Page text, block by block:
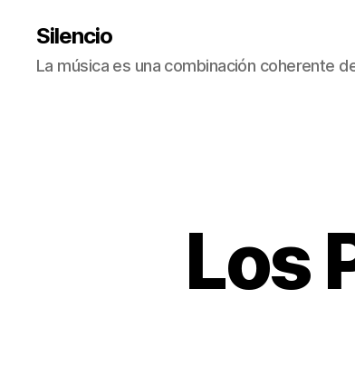
Silencio
La música es una combinación coherente
Los